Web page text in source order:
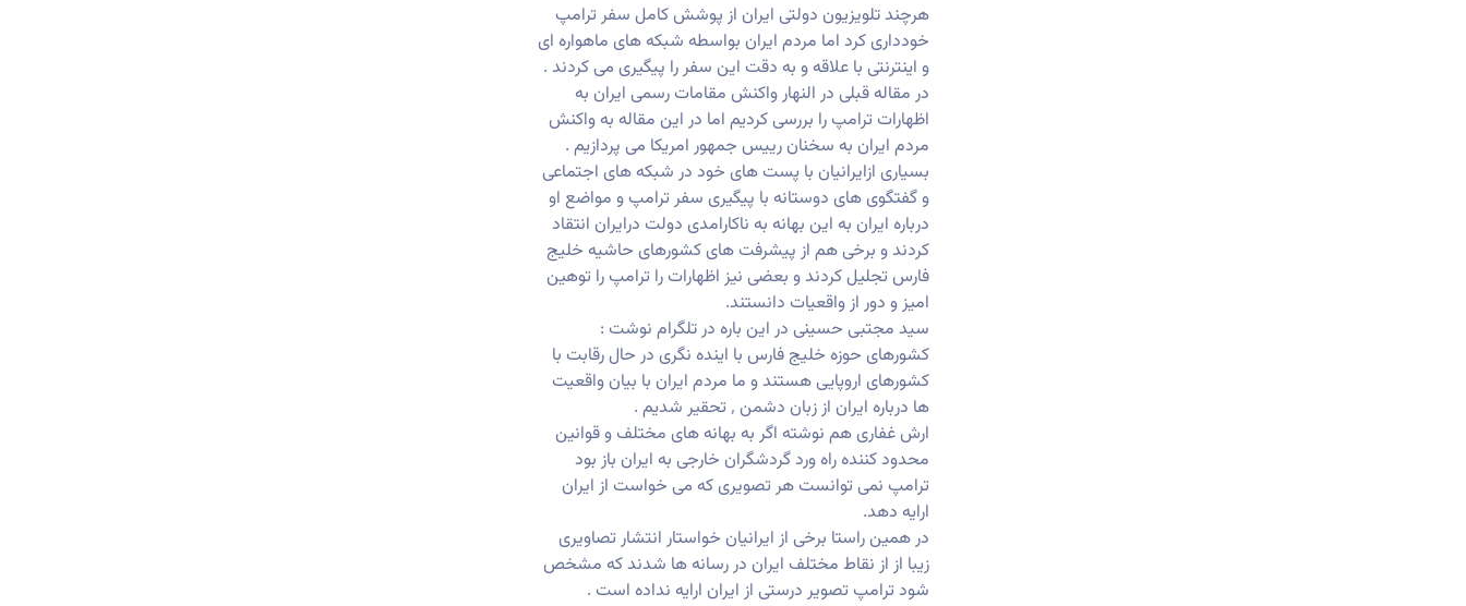
هرچند تلویزیون دولتی ایران از پوشش کامل سفر ترامپ
خودداری کرد اما مردم ایران بواسطه شبکه های ماهواره ای
و اینترنتی با علاقه و به دقت این سفر را پیگیری می کردند .
در مقاله قبلی در النهار واکنش مقامات رسمی ایران به
اظهارات ترامپ را بررسی کردیم اما در این مقاله به واکنش
مردم ایران به سخنان رییس جمهور امریکا می پردازیم .
بسیاری ازایرانیان با پست های خود در شبکه های اجتماعی
و گفتگوی های دوستانه با پیگیری سفر ترامپ و مواضع او
درباره ایران به این بهانه به ناکارامدی دولت درایران انتقاد
کردند و برخی هم از پیشرفت های کشورهای حاشیه خلیج
فارس تجلیل کردند و بعضی نیز اظهارات را ترامپ را توهین
امیز و دور از واقعیات دانستند.
سید مجتبی حسینی در این باره در تلگرام نوشت :
کشورهای حوزه خلیج فارس با اینده نگری در حال رقابت با
کشورهای اروپایی هستند و ما مردم ایران با بیان واقعیت
ها درباره ایران از زبان دشمن ٬ تحقیر شدیم .
ارش غفاری هم نوشته اگر به بهانه های مختلف و قوانین
محدود کننده راه ورد گردشگران خارجی به ایران باز بود
ترامپ نمی توانست هر تصویری که می خواست از ایران
ارایه دهد.
در همین راستا برخی از ایرانیان خواستار انتشار تصاویری
زیبا از از نقاط مختلف ایران در رسانه ها شدند که مشخص
شود ترامپ تصویر درستی از ایران ارایه نداده است .